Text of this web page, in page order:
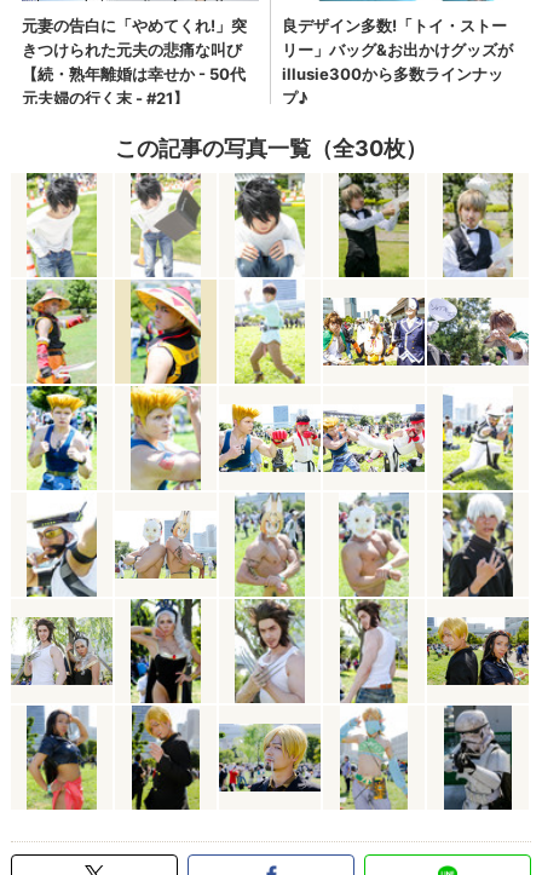
この記事の写真一覧（全30枚）